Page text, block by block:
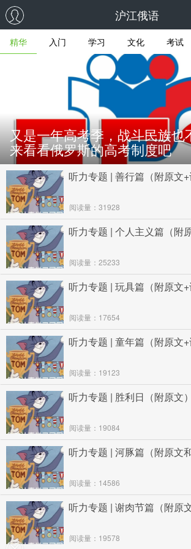
沪江俄语
精华 入门 学习 文化 考试
又是一年高考季，战斗民族也
来看看俄罗斯的高考制度吧
听力专题 | 善行篇（附原文+
阅读量：31928
听力专题 | 个人主义篇（附
阅读量：25233
听力专题 | 玩具篇（附原文+
阅读量：17654
听力专题 | 童年篇（附原文+
阅读量：19123
听力专题 | 胜利日（附原文）
阅读量：19084
听力专题 | 河豚篇（附原文
阅读量：14586
听力专题 | 谢肉节篇（附原
阅读量：19578